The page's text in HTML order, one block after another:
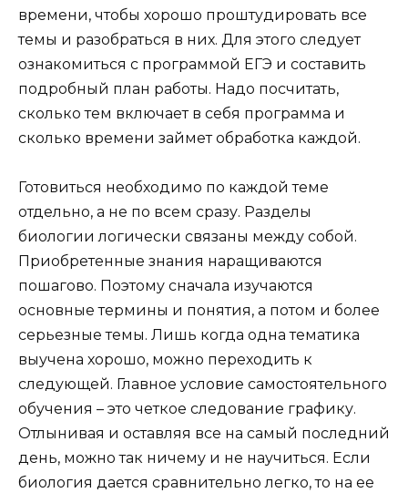
времени, чтобы хорошо проштудировать все
темы и разобраться в них. Для этого следует
ознакомиться с программой ЕГЭ и составить
подробный план работы. Надо посчитать,
сколько тем включает в себя программа и
сколько времени займет обработка каждой.
Готовиться необходимо по каждой теме
отдельно, а не по всем сразу. Разделы
биологии логически связаны между собой.
Приобретенные знания наращиваются
пошагово. Поэтому сначала изучаются
основные термины и понятия, а потом и более
серьезные темы. Лишь когда одна тематика
выучена хорошо, можно переходить к
следующей. Главное условие самостоятельного
обучения – это четкое следование графику.
Отлынивая и оставляя все на самый последний
день, можно так ничему и не научиться. Если
биология дается сравнительно легко, то на ее